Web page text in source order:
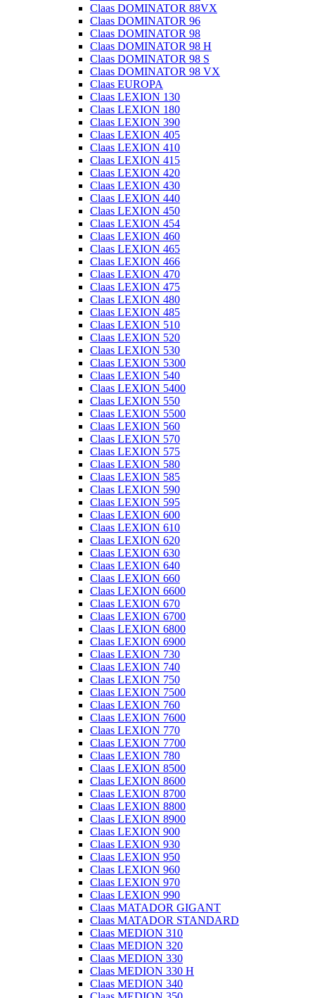
Claas DOMINATOR 88VX
Claas DOMINATOR 96
Claas DOMINATOR 98
Claas DOMINATOR 98 H
Claas DOMINATOR 98 S
Claas DOMINATOR 98 VX
Claas EUROPA
Claas LEXION 130
Claas LEXION 180
Claas LEXION 390
Claas LEXION 405
Claas LEXION 410
Claas LEXION 415
Claas LEXION 420
Claas LEXION 430
Claas LEXION 440
Claas LEXION 450
Claas LEXION 454
Claas LEXION 460
Claas LEXION 465
Claas LEXION 466
Claas LEXION 470
Claas LEXION 475
Claas LEXION 480
Claas LEXION 485
Claas LEXION 510
Claas LEXION 520
Claas LEXION 530
Claas LEXION 5300
Claas LEXION 540
Claas LEXION 5400
Claas LEXION 550
Claas LEXION 5500
Claas LEXION 560
Claas LEXION 570
Claas LEXION 575
Claas LEXION 580
Claas LEXION 585
Claas LEXION 590
Claas LEXION 595
Claas LEXION 600
Claas LEXION 610
Claas LEXION 620
Claas LEXION 630
Claas LEXION 640
Claas LEXION 660
Claas LEXION 6600
Claas LEXION 670
Claas LEXION 6700
Claas LEXION 6800
Claas LEXION 6900
Claas LEXION 730
Claas LEXION 740
Claas LEXION 750
Claas LEXION 7500
Claas LEXION 760
Claas LEXION 7600
Claas LEXION 770
Claas LEXION 7700
Claas LEXION 780
Claas LEXION 8500
Claas LEXION 8600
Claas LEXION 8700
Claas LEXION 8800
Claas LEXION 8900
Claas LEXION 900
Claas LEXION 930
Claas LEXION 950
Claas LEXION 960
Claas LEXION 970
Claas LEXION 990
Claas MATADOR GIGANT
Claas MATADOR STANDARD
Claas MEDION 310
Claas MEDION 320
Claas MEDION 330
Claas MEDION 330 H
Claas MEDION 340